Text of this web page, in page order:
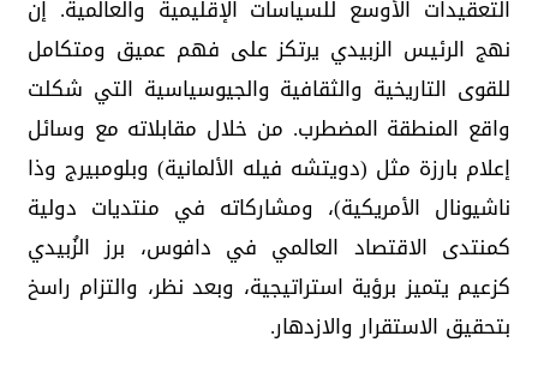
التعقيدات الأوسع للسياسات الإقليمية والعالمية. إن
نهج الرئيس الزبيدي يرتكز على فهم عميق ومتكامل
للقوى التاريخية والثقافية والجيوسياسية التي شكلت
واقع المنطقة المضطرب. من خلال مقابلاته مع وسائل
إعلام بارزة مثل (دويتشه فيله الألمانية) وبلومبيرج وذا
ناشيونال الأمريكية)، ومشاركاته في منتديات دولية
كمنتدى الاقتصاد العالمي في دافوس، برز الزُبيدي
كزعيم يتميز برؤية استراتيجية، وبعد نظر، والتزام راسخ
بتحقيق الاستقرار والازدهار.